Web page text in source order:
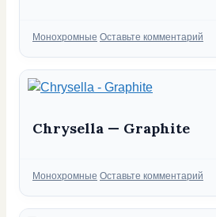
Рубрики
Монохромные Оставьте комментарий
Chrysella — Graphite
Рубрики
Монохромные Оставьте комментарий